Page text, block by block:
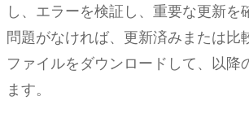
し、エラーを検証し、重要な更新を
問題がなければ、更新済みまたは比
ファイルをダウンロードして、以降
ます。